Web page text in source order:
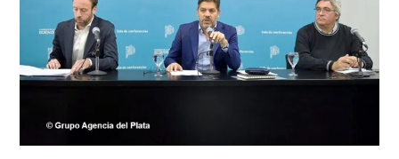
Elecciones
Legislativas,
Estamos
Muy
Orgullosos
Y
Ocupados
Organización»